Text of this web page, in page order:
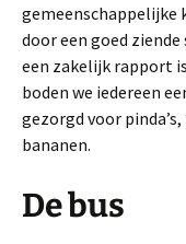
gemeenschappelijke
door een goed
een zakelijk rapport
boden we iedereen
gezorgd voor
bananen.
De bus